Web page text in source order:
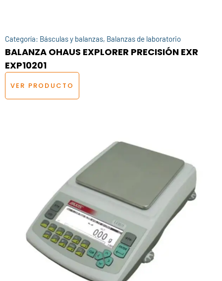
Categoría: Básculas y balanzas, Balanzas de laboratorio
BALANZA OHAUS EXPLORER PRECISIÓN EXR
EXP10201
VER PRODUCTO